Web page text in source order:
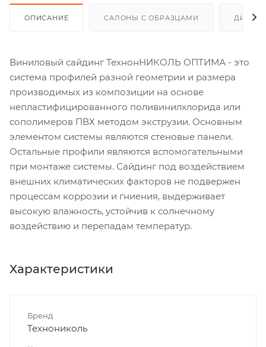
ОПИСАНИЕ САЛОНЫ С ОБРАЗЦАМИ
Виниловый сайдинг ТехнонНИКОЛЬ ОПТИМА - это
система профилей разной геометрии и размера
производимых из композиции на основе
непластифицированного поливинилхлорида или
сополимеров ПВХ методом экструзии. Основным
элементом системы являются стеновые панели.
Остальные профили являются вспомогательными
при монтаже системы. Сайдинг под воздействием
внешних климатических факторов не подвержен
процессам коррозии и гниения, выдерживает
высокую влажность, устойчив к солнечному
воздействию и перепадам температур.
Характеристики
Бренд
Технониколь